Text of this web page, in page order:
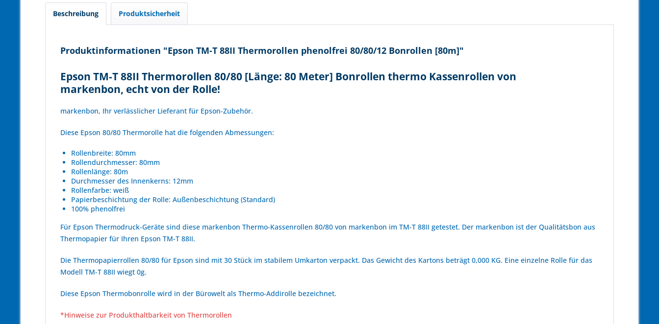
Beschreibung Produktsicherheit
Produktinformationen "Epson TM-T 88II Thermorollen phenolfrei 80/80/12 Bonrollen [80m]"
Epson TM-T 88II Thermorollen 80/80 [Länge: 80 Meter] Bonrollen thermo Kassenrollen von
markenbon, echt von der Rolle!
markenbon, Ihr verlässlicher Lieferant für Epson-Zubehör.
Diese Epson 80/80 Thermorolle hat die folgenden Abmessungen:
Rollenbreite: 80mm
Rollendurchmesser: 80mm
Rollenlänge: 80m
Durchmesser des Innenkerns: 12mm
Rollenfarbe: weiß
Papierbeschichtung der Rolle: Außenbeschichtung (Standard)
100% phenolfrei
Für Epson Thermodruck-Geräte sind diese markenbon Thermo-Kassenrollen 80/80 von markenbon im TM-T 88II getestet. Der markenbon ist der Qualitätsbon aus
Thermopapier für Ihren Epson TM-T 88II.
Die Thermopapierrollen 80/80 für Epson sind mit 30 Stück im stabilem Umkarton verpackt. Das Gewicht des Kartons beträgt 0,000 KG. Eine einzelne Rolle für das
Modell TM-T 88II wiegt 0g.
Diese Epson Thermobonrolle wird in der Bürowelt als Thermo-Addirolle bezeichnet.
*Hinweise zur Produkthaltbarkeit von Thermorollen